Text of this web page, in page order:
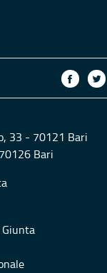
33 - 70121 Bari
Bari